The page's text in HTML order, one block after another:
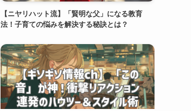
【ニヤリハット流】「賢明な父」になる教育
法！子育ての悩みを解決する秘訣とは？